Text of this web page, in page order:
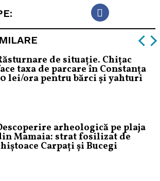
de situație. Chițac
taxa de parcare în Constanța
lei/ora pentru bărci și yahturi
arheologică pe plaja
Mamaia: strat fosilizat de
Carpați și Bucegi